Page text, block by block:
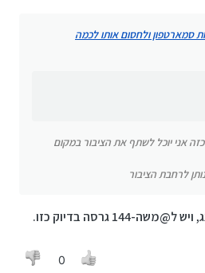
סמארטפון ולחסום אותו לכמה
אני יוכל לשתף את הציבור במקום
לרחבת הציבור
144 גרסה בדיוק כזו.
0